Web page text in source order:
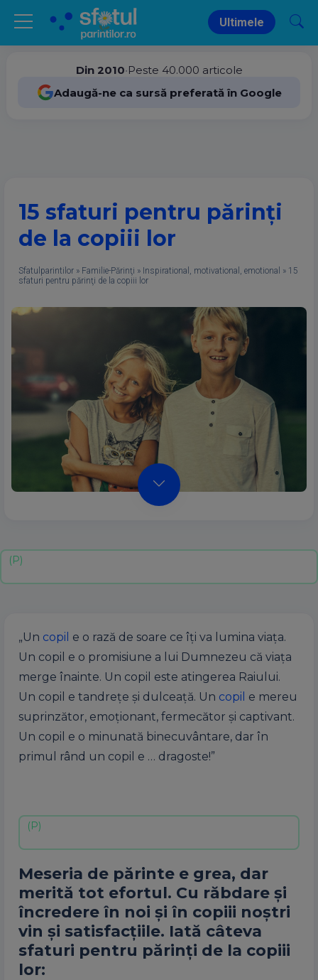
Ultimele
Din 2010•Peste 40.000 articole
Adaugă-ne ca sursă preferată în Google
15 sfaturi pentru părinţi
de la copiii lor
Sfatulparintilor » Familie-Părinţi » Inspirational, motivational, emotional » 15
sfaturi pentru părinţi de la copiii lor
„Un copil e o rază de soare ce îţi va lumina viaţa.
Un copil e o promisiune a lui Dumnezeu că viaţa
merge înainte. Un copil este atingerea Raiului.
Un copil e tandreţe şi dulceaţă. Un copil e mereu
suprinzător, emoţionant, fermecător şi captivant.
Un copil e o minunată binecuvântare, dar în
primul rând un copil e … dragoste!”
Meseria de părinte e grea, dar
merită tot efortul. Cu răbdare şi
încredere în noi şi în copiii noştri
vin şi satisfacţiile. Iată câteva
sfaturi pentru părinţi de la copiii
lor: